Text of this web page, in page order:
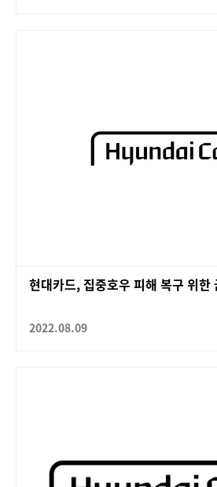
현대카드, 집중호우 피해 복구 위한
2022.08.09